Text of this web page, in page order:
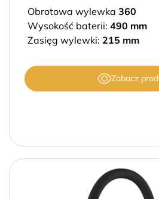
Obrotowa wylewka 360
Wysokość baterii: 490 mm
Zasięg wylewki: 215 mm
Zobacz